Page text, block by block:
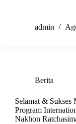
admin
Berita
Selamat &
Program
Nakhon